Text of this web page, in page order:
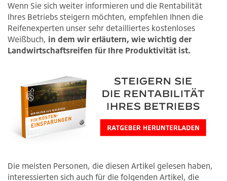
Wenn Sie sich weiter informieren und die Rentabilität
Ihres Betriebs steigern möchten, empfehlen Ihnen die
Reifenexperten unser sehr detailliertes kostenloses
Weißbuch, in dem wir erläutern, wie wichtig der
Landwirtschaftsreifen für Ihre Produktivität ist.
Die meisten Personen, die diesen Artikel gelesen haben,
interessierten sich auch für die folgenden Artikel, die